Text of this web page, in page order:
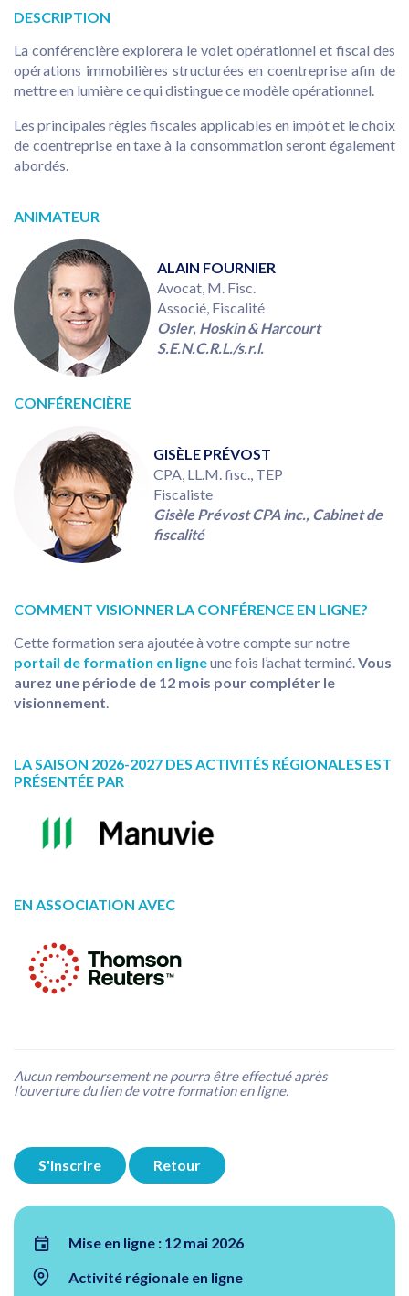
DESCRIPTION
La conférencière explorera le volet opérationnel et fiscal des
opérations immobilières structurées en coentreprise afin de
mettre en lumière ce qui distingue ce modèle opérationnel.
Les principales règles fiscales applicables en impôt et le choix
de coentreprise en taxe à la consommation seront également
abordés.
ANIMATEUR
ALAIN FOURNIER
Avocat, M. Fisc.
Associé, Fiscalité
Osler, Hoskin & Harcourt
S.E.N.C.R.L./s.r.l.
CONFÉRENCIÈRE
GISÈLE PRÉVOST
CPA, LL.M. fisc., TEP
Fiscaliste
Gisèle Prévost CPA inc., Cabinet de
fiscalité
COMMENT VISIONNER LA CONFÉRENCE EN LIGNE?
Cette formation sera ajoutée à votre compte sur notre
portail de formation en ligneune fois l’achat terminé.Vous
aurez une période de 12 mois pour compléter le
visionnement.
LA SAISON 2026-2027 DES ACTIVITÉS RÉGIONALES EST
PRÉSENTÉE PAR
EN ASSOCIATION AVEC
Aucun remboursement ne pourra être effectué après
l’ouverture du lien de votre formation en ligne.
S'inscrire Retour
Mise en ligne : 12 mai 2026
Activité régionale en ligne